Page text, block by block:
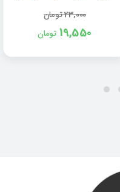
23,000تومان
19,550 تومان